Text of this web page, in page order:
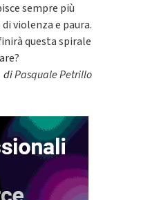
sempre più
violenza e paura.
questa spirale
diPasquale Petrillo